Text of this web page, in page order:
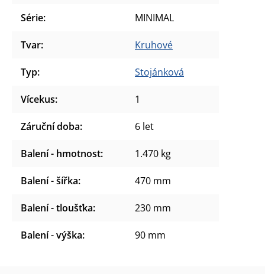
Série: MINIMAL
Tvar: Kruhové
Typ: Stojánková
Vícekus: 1
Záruční doba: 6 let
Balení - hmotnost: 1.470 kg
Balení - šířka: 470 mm
Balení - tloušťka: 230 mm
Balení - výška: 90 mm